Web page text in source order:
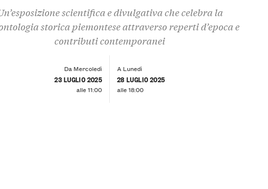
scientifica e divulgativa che celebra la
storica piemontese attraverso reperti d’epoca e
contributi contemporanei
Da Mercoledì
23 LUGLIO 2025
alle 11:00
A Lunedì
28 LUGLIO 2025
alle 18:00